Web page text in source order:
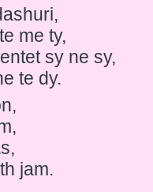
me ty,
sy ne sy,
te dy.
jam.